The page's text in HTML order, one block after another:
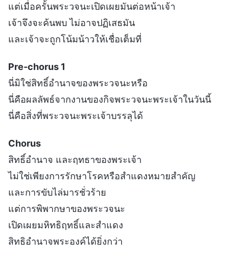
แต่เมื่อครั้นพระวจนะเปิดเผยมันต่อหน้าเจ้า
เจ้าจึงจะค้นพบ ไม่อาจปฏิเสธมัน
และเจ้าจะถูกโน้มน้าวให้เชื่อเต็มที่
Pre-chorus 1
นี่มิใช่สิทธิ์อำนาจของพระวจนะหรือ
นี่คือผลลัพธ์จากงานของกิจพระวจนะพระเจ้าในวันนี้
นี่คือสิ่งที่พระวจนะพระเจ้าบรรลุได้
Chorus
สิทธิ์อำนาจ และฤทธาของพระเจ้า
ไม่ใช่เพียงการรักษาโรคหรือสำแดงหมายสำคัญ
และการขับไล่มารชั่วร้าย
แต่การพิพากษาของพระวจนะ
เปิดเผยมหิทธิฤทธิ์และสำแดง
สิทธิอำนาจพระองค์ได้ยิ่งกว่า